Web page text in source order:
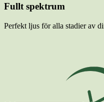
Fullt spektrum
Perfekt ljus för alla stadier av